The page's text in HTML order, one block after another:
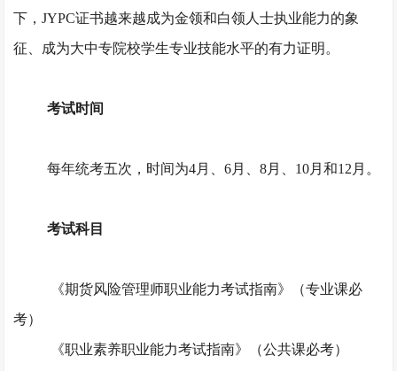
下，JYPC证书越来越成为金领和白领人士执业能力的象
征、成为大中专院校学生专业技能水平的有力证明。
考试时间
每年统考五次，时间为4月、6月、8月、10月和12月。
考试科目
《期货风险管理师职业能力考试指南》（专业课必
考）
《职业素养职业能力考试指南》（公共课必考）